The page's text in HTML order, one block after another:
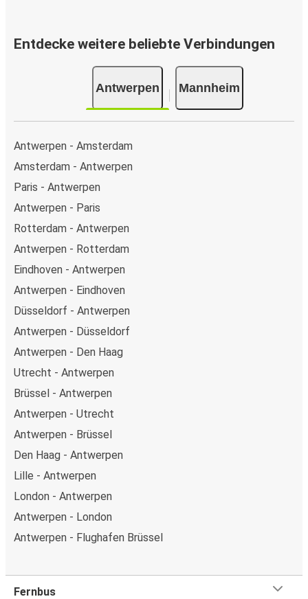
Entdecke weitere beliebte Verbindungen
Antwerpen Mannheim
Antwerpen - Amsterdam
Amsterdam - Antwerpen
Paris - Antwerpen
Antwerpen - Paris
Rotterdam - Antwerpen
Antwerpen - Rotterdam
Eindhoven - Antwerpen
Antwerpen - Eindhoven
Düsseldorf - Antwerpen
Antwerpen - Düsseldorf
Antwerpen - Den Haag
Utrecht - Antwerpen
Brüssel - Antwerpen
Antwerpen - Utrecht
Antwerpen - Brüssel
Den Haag - Antwerpen
Lille - Antwerpen
London - Antwerpen
Antwerpen - London
Antwerpen - Flughafen Brüssel
Fernbus